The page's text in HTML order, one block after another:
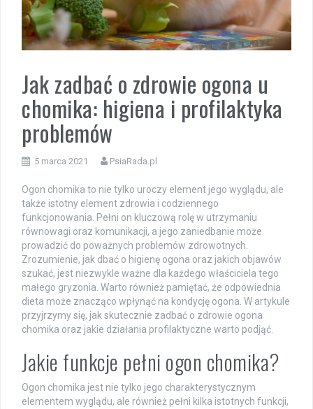
Jak zadbać o zdrowie ogona u
chomika: higiena i profilaktyka
problemów
5 marca 2021 PsiaRada.pl
Ogon chomika to nie tylko uroczy element jego wyglądu, ale
także istotny element zdrowia i codziennego
funkcjonowania. Pełni on kluczową rolę w utrzymaniu
równowagi oraz komunikacji, a jego zaniedbanie może
prowadzić do poważnych problemów zdrowotnych.
Zrozumienie, jak dbać o higienę ogona oraz jakich objawów
szukać, jest niezwykle ważne dla każdego właściciela tego
małego gryzonia. Warto również pamiętać, że odpowiednia
dieta może znacząco wpłynąć na kondycję ogona. W artykule
przyjrzymy się, jak skutecznie zadbać o zdrowie ogona
chomika oraz jakie działania profilaktyczne warto podjąć.
Jakie funkcje pełni ogon chomika?
Ogon chomika jest nie tylko jego charakterystycznym
elementem wyglądu, ale również pełni kilka istotnych funkcji,